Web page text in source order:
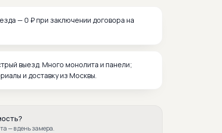
— 0 ₽ при заключении договора на
выезд. Много монолита и панели;
и доставку из Москвы.
— в день замера.